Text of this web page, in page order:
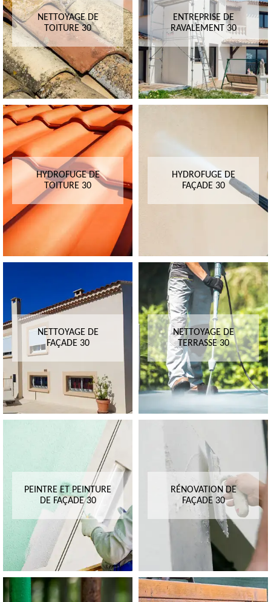
NETTOYAGE DE
TOITURE 30
ENTREPRISE DE
RAVALEMENT 30
HYDROFUGE DE
TOITURE 30
HYDROFUGE DE
FAÇADE 30
NETTOYAGE DE
FAÇADE 30
NETTOYAGE DE
TERRASSE 30
PEINTRE ET PEINTURE
DE FAÇADE 30
RÉNOVATION DE
FAÇADE 30